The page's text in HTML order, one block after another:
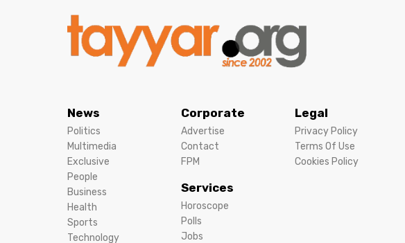
News
Politics
Multimedia
Exclusive
People
Business
Health
Sports
Technology
Corporate
Advertise
Contact
FPM
Services
Horoscope
Polls
Jobs
Legal
Privacy Policy
Terms Of Use
Cookies Policy